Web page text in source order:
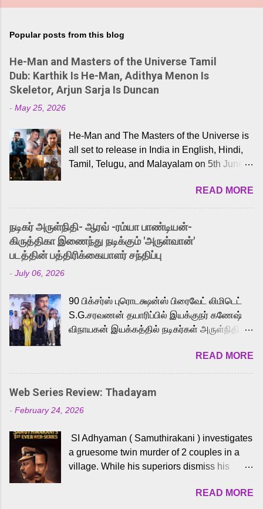
Popular posts from this blog
He-Man and Masters of the Universe Tamil
Dub: Karthik Is He-Man, Adithya Menon Is
Skeletor, Arjun Sarja Is Duncan
- May 25, 2026
He-Man and The Masters of the Universe is
all set to release in India in English, Hindi,
Tamil, Telugu, and Malayalam on 5th June,
received a lot of love from cult He-Man fans
and offered audiences an exciting glimpse
into the world of Eternia, the recently
released Tamil trailer has also generated
strong excitement among Tamil audiences.
Adding to the growing buzz is the film’s
to the iconic superhero He-Man. Known for
memorable songs like “Behene De” from
Raavan, “Oru Maalai” from Ghajini, and
loved for his versatile voice and strong
command over multiple languages, making
him a strong fit for the legendary character.
cinema, voices the menacing Skeletor
across the Tamil, Malayalam, and Telugu
versions. Joining them is Action King Arjun...
READ MORE
நடிகர் அருள்நிதி- ஆரவ் -ரம்யா பாண்டியன்-
கிருத்திகா இணைந்து நடிக்கும் 'அருள்வான்'
படத்தின் பத்திரிக்கையாளர் சந்திப்பு
- July 06, 2026
90 பிக்சர்ஸ் புரொடக்ஷன்ஸ் பிரைவேட் லிமிடெட்
S.G.சரவணன் தயாரிப்பில் இயக்குநர் கணேஷ்
விநாயகன் இயக்கத்தில் நடிகர்கள் அருள்நிதி -
முக்கிய வேடத்தில் இணைந்து நடித்திருக்கும்
'அருள்வான்' திரைப்படத்தினை
பத்திரிக்கையாளர் சந்திப்பு சென்னையில்
நடைபெற்றது. இயக்குநர் கணேஷ் விநாயகன்
இயக்கத்தில் உருவாகியுள்ள 'அருள்வான்'
வெங்கட், ரம்யா பாண்டியன், வி டி வி கணேஷ் ,
ஜான் விஜய், பேபி கிருத்திகா, 'பருத்திவீரன்'
சரவணன், ஹரிஷ் உத்தமன் உள்ளிட்ட பலர்
செய்திருக்கும் இந்த திரைப்படத்திற்கு ஜீ. வி.
READ MORE
Web Series Review: Thadayam
- February 24, 2026
SI Adhyaman ( Samuthirakani ) investigates
a gruesome twin murder of 2 couples in a
village. While his superiors dismiss his
Sshivada ) believes in him and makes him
READ MORE